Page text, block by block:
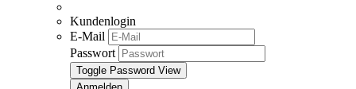
Kundenlogin
E-Mail
Passwort
Toggle Password View